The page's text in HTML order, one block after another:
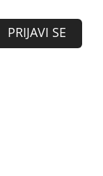
PRIJAVI SE